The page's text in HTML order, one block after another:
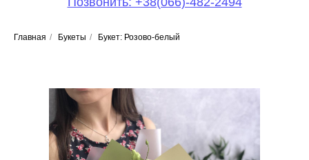
Главная / Букеты / Букет: Розово-белый